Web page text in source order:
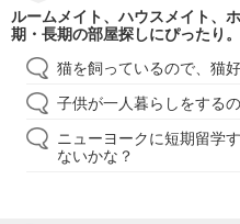
ルームメイト、ハウスメイト、
期・長期の部屋探しにぴったり。
猫を飼っているので、猫
子供が一人暮らしをする
ニューヨークに短期留学
ないかな？